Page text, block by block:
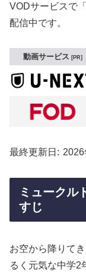
VODサービスで
配信中です。
動画サービス PR
最終更新日 2026
ミュークル
すじ
お空から降りて
るく元気な中学2